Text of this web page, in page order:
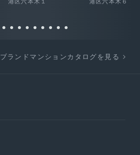
港区六本木１
港区六本木６
ブランドマンションカタログを見る